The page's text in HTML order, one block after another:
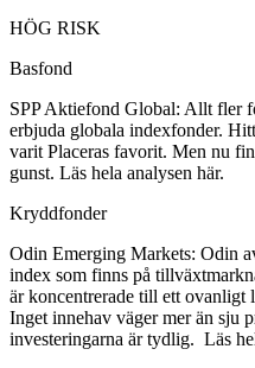
HÖG RISK
Basfond
SPP Aktiefond Global: Allt fler
erbjuda globala indexfonder.
varit Placeras favorit. Men nu
gunst. Läs hela analysen här.
Kryddfonder
Odin Emerging Markets: Odin
index som finns på
är koncentrerade till ett ovanligt
Inget innehav väger mer än sju
investeringarna är tydlig. Läs